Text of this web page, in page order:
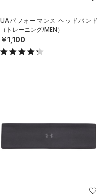
UAパフォーマンス ヘッドバンド
（トレーニング/MEN）
￥1,100